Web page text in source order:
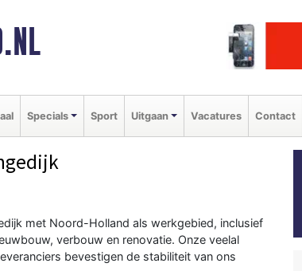
Specials Sport Uitgaan Vacatures Contact
met Noord-Holland als werkgebied, inclusief
verbouw en renovatie. Onze veelal
bevestigen de stabiliteit van ons